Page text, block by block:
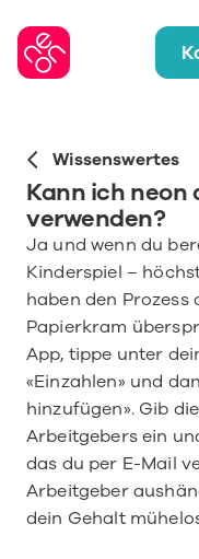
Wissenswertes
Kann ich neon
verwenden?
Ja und wenn du
Kinderspiel –
haben den Prozess
Papierkram
App, tippe unter
«Einzahlen» und
hinzufügen». Gib
Arbeitgebers ein
das du per E-Mail
Arbeitgeber
dein Gehalt